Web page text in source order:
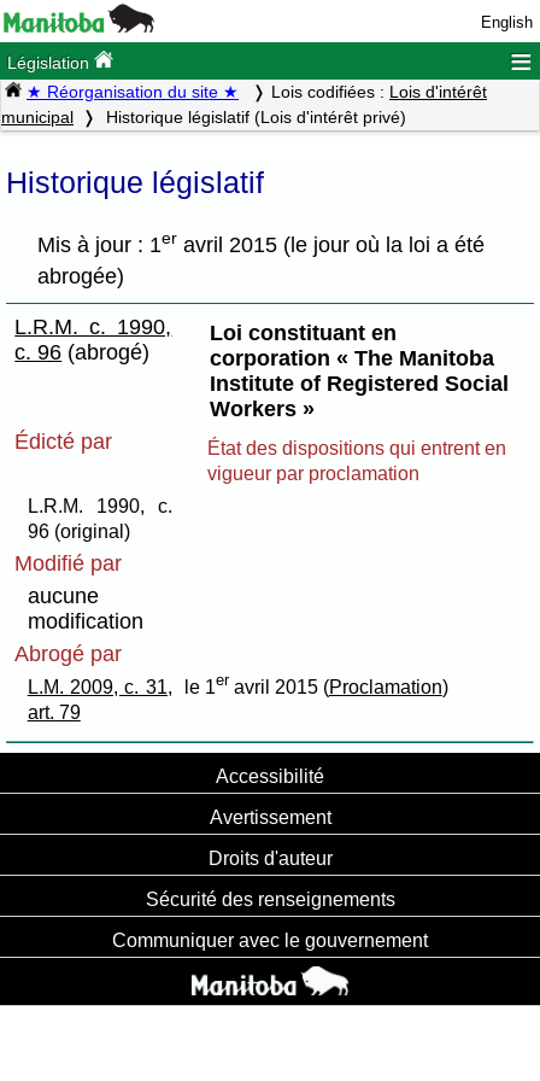
English
Législation ≡
★ Réorganisation du site ★ Lois codifiées : Lois d'intérêt
municipal
Historique législatif (Lois d'intérêt privé)
Historique législatif
Mis à jour : 1er avril 2015 (le jour où la loi a été
abrogée)
L.R.M. c. 1990,
c. 96 (abrogé)
Loi constituant en
corporation « The Manitoba
Institute of Registered Social
Workers »
Édicté par
État des dispositions qui entrent en
vigueur par proclamation
L.R.M. 1990, c.
96 (original)
Modifié par
aucune
modification
Abrogé par
L.M. 2009, c. 31,
art. 79
le 1er avril 2015 (Proclamation)
Accessibilité
Avertissement
Droits d'auteur
Sécurité des renseignements
Communiquer avec le gouvernement